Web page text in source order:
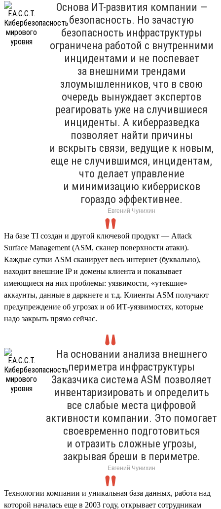
Основа ИТ-развития компании —
безопасность. Но зачастую
безопасность инфраструктуры
ограничена работой с внутренними
инцидентами и не поспевает
за внешними трендами
злоумышленников, что в свою
очередь вынуждает экспертов
реагировать уже на случившиеся
инциденты. А киберразведка
позволяет найти причины
и вскрыть связи, ведущие к новым,
еще не случившимся, инцидентам,
что делает управление
и минимизацию киберрисков
гораздо эффективнее.
Евгений Чунихин
На базе TI создан и другой ключевой продукт — Attack
Surface Management (ASM, сканер поверхности атаки).
Каждые сутки ASM сканирует весь интернет (буквально),
находит внешние IP и домены клиента и показывает
имеющиеся на них проблемы: уязвимости, «утекшие»
аккаунты, данные в даркнете и т.д. Клиенты ASM получают
предупреждение об угрозах и об ИТ-уязвимостях, которые
надо закрыть прямо сейчас.
На основании анализа внешнего
периметра инфраструктуры
Заказчика система ASM позволяет
инвентаризировать и определить
все слабые места цифровой
активности компании. Это помогает
своевременно подготовиться
и отразить сложные угрозы,
закрывая бреши в периметре.
Евгений Чунихин
Технологии компании и уникальная база данных, работа над
которой началась еще в 2003 году, открывает сотрудникам